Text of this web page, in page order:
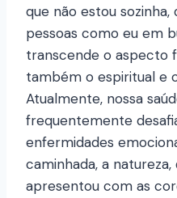
que não estou
pessoas como eu em
transcende o aspecto
também o espiritual e
Atualmente, nossa
frequentemente
enfermidades
caminhada, a
apresentou com as